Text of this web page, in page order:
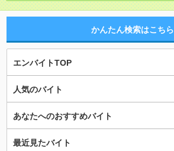
かんたん検索はこちら
エンバイトTOP
人気のバイト
あなたへのおすすめバイト
最近見たバイト